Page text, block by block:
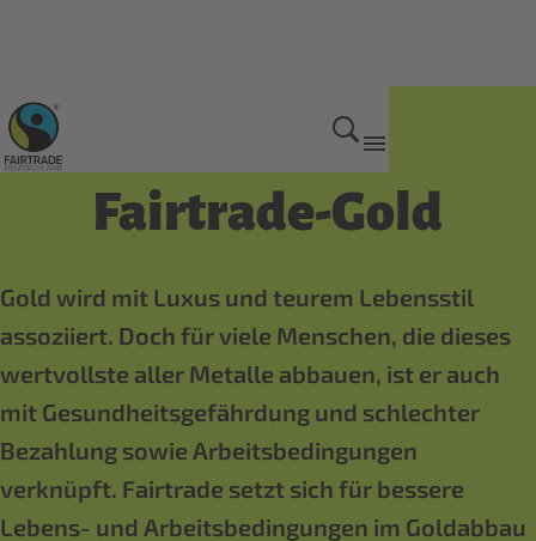
Fairtrade Produkte
Fairtrade-Gold
Gold wird mit Luxus und teurem Lebensstil
assoziiert. Doch für viele Menschen, die dieses
wertvollste aller Metalle abbauen, ist er auch
mit Gesundheitsgefährdung und schlechter
Bezahlung sowie Arbeitsbedingungen
verknüpft. Fairtrade setzt sich für bessere
Lebens- und Arbeitsbedingungen im Goldabbau